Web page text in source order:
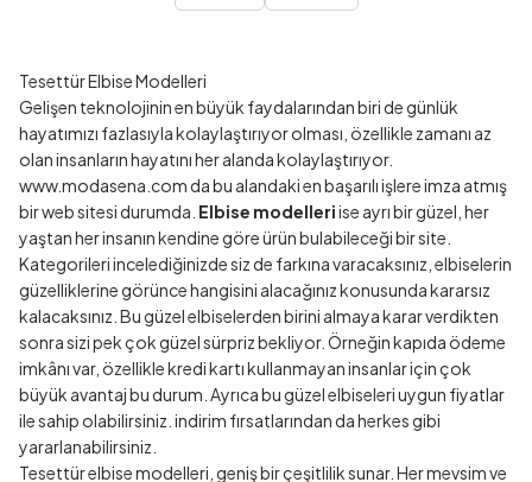
Tesettür Elbise Modelleri
Gelişen teknolojinin en büyük faydalarından biri de günlük
hayatımızı fazlasıyla kolaylaştırıyor olması, özellikle zamanı az
olan insanların hayatını her alanda kolaylaştırıyor.
www.modasena.com da bu alandaki en başarılı işlere imza atmış
bir web sitesi durumda. Elbise modelleriise ayrı bir güzel, her
yaştan her insanın kendine göre ürün bulabileceği bir site.
Kategorileri incelediğinizde siz de farkına varacaksınız, elbiselerin
güzelliklerine görünce hangisini alacağınız konusunda kararsız
kalacaksınız. Bu güzel elbiselerden birini almaya karar verdikten
sonra sizi pek çok güzel sürpriz bekliyor. Örneğin kapıda ödeme
imkânı var, özellikle kredi kartı kullanmayan insanlar için çok
büyük avantaj bu durum. Ayrıca bu güzel elbiseleri uygun fiyatlar
ile sahip olabilirsiniz. indirim fırsatlarından da herkes gibi
yararlanabilirsiniz.
Tesettür elbise modelleri, geniş bir çeşitlilik sunar. Her mevsim ve